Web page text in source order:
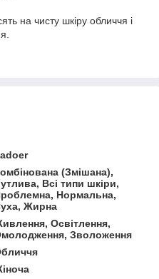
на чисту шкіру обличчя і
(Змішана),
Всі типи шкіри,
Нормальна,
Жирна
Освітлення,
Зволоження